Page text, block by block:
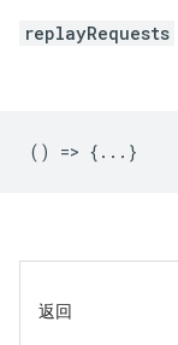
replayRequests
() => {...}
返回